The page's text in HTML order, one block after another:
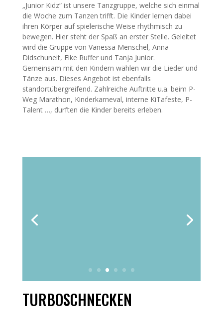
„Junior Kidz“ ist unsere Tanzgruppe, welche sich einmal
die Woche zum Tanzen trifft. Die Kinder lernen dabei
ihren Körper auf spielerische Weise rhythmisch zu
bewegen. Hier steht der Spaß an erster Stelle. Geleitet
wird die Gruppe von Vanessa Menschel, Anna
Didschuneit, Elke Ruffer und Tanja Junior.
Gemeinsam mit den Kindern wählen wir die Lieder und
Tänze aus. Dieses Angebot ist ebenfalls
standortübergreifend. Zahlreiche Auftritte u.a. beim P-
Weg Marathon, Kinderkarneval, interne KiTafeste, P-
Talent …, durften die Kinder bereits erleben.
TURBOSCHNECKEN